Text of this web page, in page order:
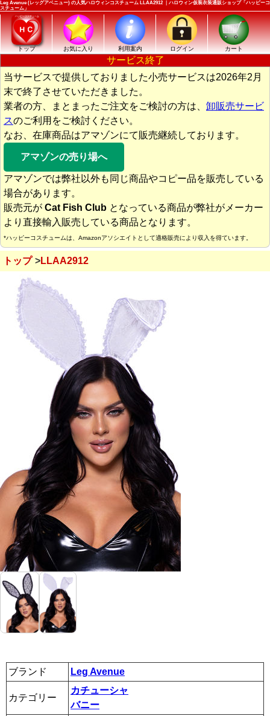
Leg Avenue (レッグアベニュー) の人気ハロウィンコスチューム LLAA2912 ｜ハロウィン仮装衣装通販ショップ「ハッピーコ
スチューム」
トップ お気に入り 利用案内 ログイン カート
サービス終了
当サービスで提供しておりました小売サービスは2026年2月
末で終了させていただきました。
業者の方、まとまったご注文をご検討の方は、 卸販売サービ
スのご利用をご検討ください。
なお、在庫商品はアマゾンにて販売継続しております。
アマゾンの売り場へ
アマゾンでは弊社以外も同じ商品やコピー品を販売している
場合があります。
販売元が Cat Fish Club となっている商品が弊社がメーカー
より直接輸入販売している商品となります。
*ハッピーコスチュームは、Amazonアソシエイトとして適格販売により収入を得ています。
トップ LLAA2912
ブランド Leg Avenue
カテゴリー
カチューシャ
バニー